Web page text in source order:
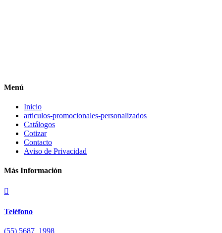
Menú
Inicio
articulos-promocionales-personalizados
Catálogos
Cotizar
Contacto
Aviso de Privacidad
Más Información

Teléfono
(55) 5687 1998